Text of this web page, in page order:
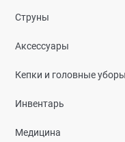
Струны
Аксессуары
Кепки и головные уборы
Инвентарь
Медицина